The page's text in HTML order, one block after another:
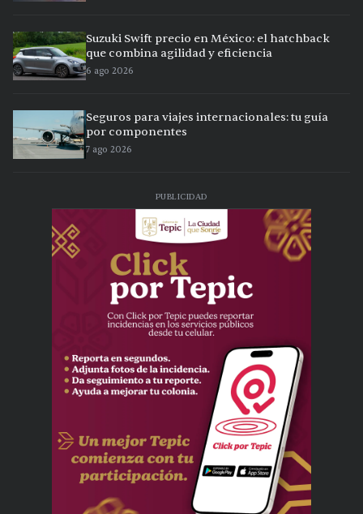
Suzuki Swift precio en México: el hatchback
que combina agilidad y eficiencia
6 ago 2026
Seguros para viajes internacionales: tu guía
por componentes
7 ago 2026
PUBLICIDAD